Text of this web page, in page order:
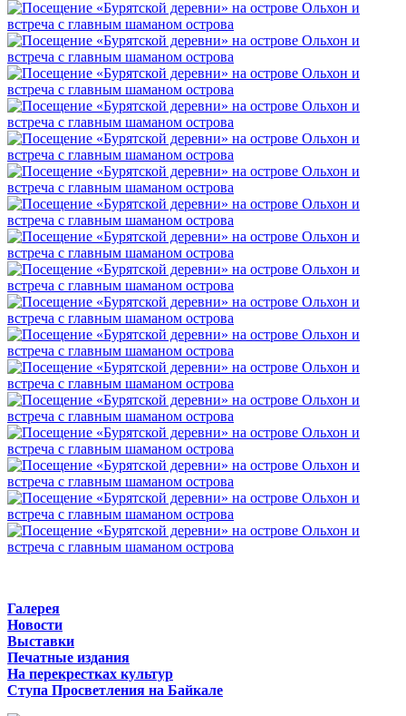
Галерея
Новости
Выставки
Печатные издания
На перекрестках культур
Ступа Просветления на Байкале